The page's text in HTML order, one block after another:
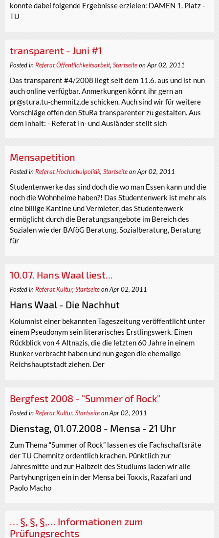
konnte dabei folgende Ergebnisse erzielen: DAMEN 1. Platz -
TU
transparent - Juni #1
Posted in Referat Öffentlichkeitsarbeit, Startseiteon Apr 02, 2011
Das transparent #4/2008 liegt seit dem 11.6. aus und ist nun
auch online verfügbar. Anmerkungen könnt ihr gern an
pr@stura.tu-chemnitz.de schicken. Auch sind wir für weitere
Vorschläge offen den StuRa transparenter zu gestalten. Aus
dem Inhalt: - Referat In- und Ausländer stellt sich
Mensapetition
Posted inReferat Hochschulpolitik, Startseiteon Apr 02, 2011
Studentenwerke das sind doch die wo man Essen kann und die
noch die Wohnheime haben?! Das Studentenwerk ist mehr als
eine billige Kantine und Vermieter, das Studentenwerk
ermöglicht durch die Beratungsangebote im Bereich des
Sozialen wie der BAföG Beratung, Sozialberatung, Beratung
für
10.07. Hans Waal liest...
Posted in Referat Kultur, Startseiteon Apr 02, 2011
Hans Waal - Die Nachhut
Kolumnist einer bekannten Tageszeitung veröffentlicht unter
einem Pseudonym sein literarisches Erstlingswerk. Einen
Rückblick von 4 Altnazis, die die letzten 60 Jahre in einem
Bunker verbracht haben und nun gegen die ehemalige
Reichshauptstadt ziehen. Der
Bergfest 2008 - "Summer of Rock"
Posted in Referat Kultur, Startseiteon Apr 02, 2011
Dienstag, 01.07.2008 - Mensa - 21 Uhr
Zum Thema “Summer of Rock” lassen es die Fachschaftsräte
der TU Chemnitz ordentlich krachen. Pünktlich zur
Jahresmitte und zur Halbzeit des Studiums laden wir alle
Partyhungrigen ein in der Mensa bei Toxxis, Razafari und
Paolo Macho
… §, §, §,… Informationen zum
Prüfungsrechts